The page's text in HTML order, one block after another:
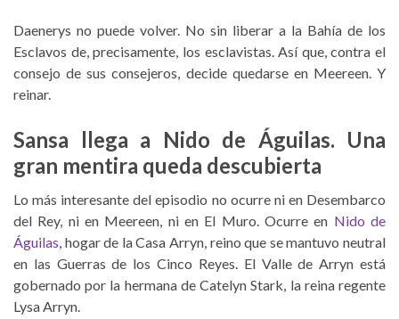
Daenerys no puede volver. No sin liberar a la Bahía de los
Esclavos de, precisamente, los esclavistas. Así que, contra el
consejo de sus consejeros, decide quedarse en Meereen. Y
reinar.
Sansa llega a Nido de Águilas. Una
gran mentira queda descubierta
Lo más interesante del episodio no ocurre ni en Desembarco
del Rey, ni en Meereen, ni en El Muro. Ocurre en Nido de
Águilas, hogar de la Casa Arryn, reino que se mantuvo neutral
en las Guerras de los Cinco Reyes. El Valle de Arryn está
gobernado por la hermana de Catelyn Stark, la reina regente
Lysa Arryn.